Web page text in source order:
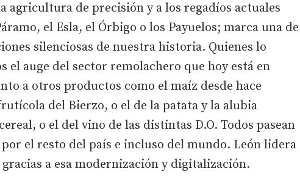
agricultura de precisión y a los regadíos actuales
el Esla, el Órbigo o los Payuelos; marca una de
silenciosas de nuestra historia. Quienes lo
el auge del sector remolachero que hoy está en
a otros productos como el maíz desde hace
del Bierzo, o el de la patata y la alubia
o el del vino de las distintas D.O. Todos pasean
el resto del país e incluso del mundo. León lidera
a esa modernización y digitalización.